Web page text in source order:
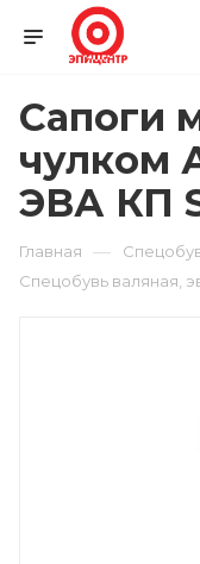
Сапоги
чулком
ЭВА КП
Главная —
Спецобувь валяная,